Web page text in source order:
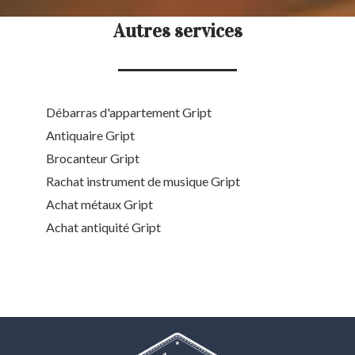
Autres services
Débarras d'appartement Gript
Antiquaire Gript
Brocanteur Gript
Rachat instrument de musique Gript
Achat métaux Gript
Achat antiquité Gript